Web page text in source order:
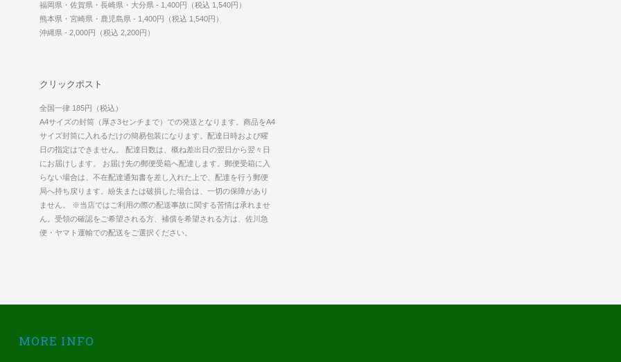
福岡県・佐賀県・長崎県・大分県 - 1,400円（税込 1,540円）
熊本県・宮崎県・鹿児島県 - 1,400円（税込 1,540円）
沖縄県 - 2,000円（税込 2,200円）
クリックポスト
全国一律 185円（税込）
A4サイズの封筒（厚さ3センチまで）での発送となります。商品をA4
サイズ封筒に入れるだけの簡易包装になります。配達日時および曜
日の指定はできません。 配達日数は、概ね差出日の翌日から翌々日
にお届けします。 お届け先の郵便受箱へ配達します。郵便受箱に入
らない場合は、不在配達通知書を差し入れた上で、配達を行う郵便
局へ持ち戻ります。紛失または破損した場合は、一切の保障があり
ません。 ※当店ではご利用の際の配送事故に関する苦情は承れませ
ん。受領の確認をご希望される方、補償を希望される方は、佐川急
便・ヤマト運輸での配送をご選択ください。
MORE INFO